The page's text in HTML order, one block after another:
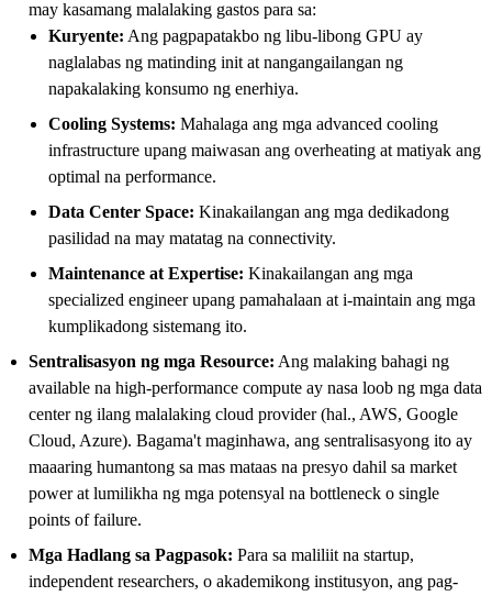
may kasamang malalaking gastos para sa:
Kuryente: Ang pagpapatakbo ng libu-libong GPU ay
naglalabas ng matinding init at nangangailangan ng
napakalaking konsumo ng enerhiya.
Cooling Systems: Mahalaga ang mga advanced cooling
infrastructure upang maiwasan ang overheating at matiyak ang
optimal na performance.
Data Center Space: Kinakailangan ang mga dedikadong
pasilidad na may matatag na connectivity.
Maintenance at Expertise: Kinakailangan ang mga
specialized engineer upang pamahalaan at i-maintain ang mga
kumplikadong sistemang ito.
Sentralisasyon ng mga Resource: Ang malaking bahagi ng
available na high-performance compute ay nasa loob ng mga data
center ng ilang malalaking cloud provider (hal., AWS, Google
Cloud, Azure). Bagama't maginhawa, ang sentralisasyong ito ay
maaaring humantong sa mas mataas na presyo dahil sa market
power at lumilikha ng mga potensyal na bottleneck o single
points of failure.
Mga Hadlang sa Pagpasok: Para sa maliliit na startup,
independent researchers, o akademikong institusyon, ang pag-